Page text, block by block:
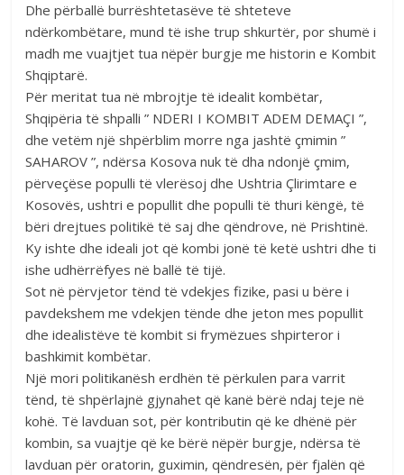
Dhe përballë burrështetasëve të shteteve
ndërkombëtare, mund të ishe trup shkurtër, por shumë i
madh me vuajtjet tua nëpër burgje me historin e Kombit
Shqiptarë.
Për meritat tua në mbrojtje të idealit kombëtar,
Shqipëria të shpalli ” NDERI I KOMBIT ADEM DEMAÇI ”,
dhe vetëm një shpërblim morre nga jashtë çmimin ”
SAHAROV ”, ndërsa Kosova nuk të dha ndonjë çmim,
përveçëse populli të vlerësoj dhe Ushtria Çlirimtare e
Kosovës, ushtri e popullit dhe populli të thuri këngë, të
bëri drejtues politikë të saj dhe qëndrove, në Prishtinë.
Ky ishte dhe ideali jot që kombi jonë të ketë ushtri dhe ti
ishe udhërrëfyes në ballë të tijë.
Sot në përvjetor tënd të vdekjes fizike, pasi u bëre i
pavdekshem me vdekjen tënde dhe jeton mes popullit
dhe idealistëve të kombit si frymëzues shpirteror i
bashkimit kombëtar.
Një mori politikanësh erdhën të përkulen para varrit
tënd, të shpërlajnë gjynahet që kanë bërë ndaj teje në
kohë. Të lavduan sot, për kontributin që ke dhënë për
kombin, sa vuajtje që ke bërë nëpër burgje, ndërsa të
lavduan për oratorin, guximin, qëndresën, për fjalën që